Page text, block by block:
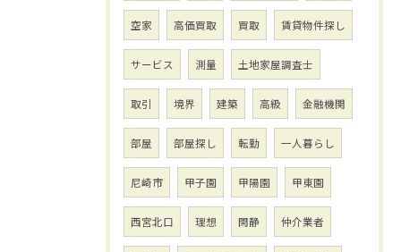
空家 高価買取 買取 賃貸物件探し
サービス 測量 土地家屋調査士
取引 境界 建築 高級 金融機関
部屋 部屋探し 転勤 一人暮らし
尼崎市 甲子園 甲陽園 甲東園
西宮北口 理想 閑静 仲介業者